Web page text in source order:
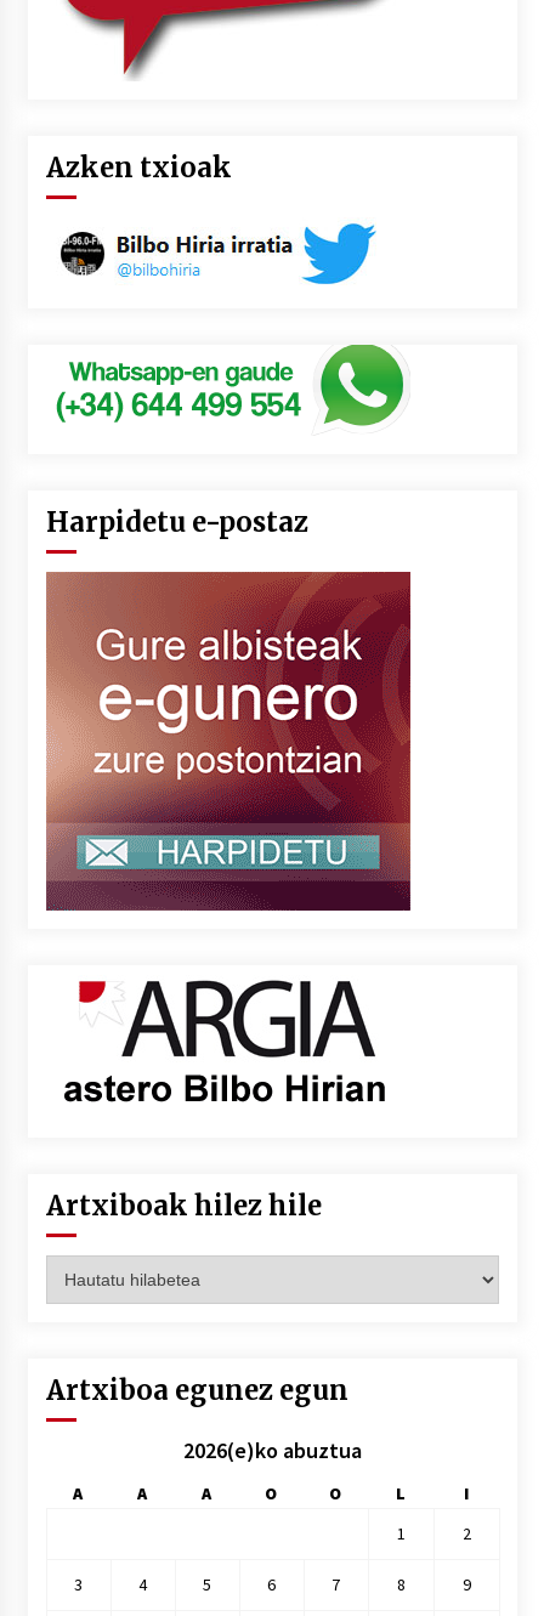
Azken txioak
Harpidetu e-postaz
Artxiboak hilez hile
hilez
Artxiboa egunez egun
2026(e)ko abuztua
A A A O O L
I
1
2
3 4 5 6 7 8 9